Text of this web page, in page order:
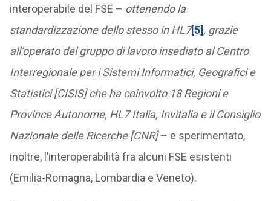
interoperabile del FSE – ottenendo la
standardizzazione dello stesso in HL7[5], grazie
all’operato del gruppo di lavoro insediato al Centro
Interregionale per i Sistemi Informatici, Geografici e
Statistici [CISIS] che ha coinvolto 18 Regioni e
Province Autonome, HL7 Italia, Invitalia e il Consiglio
Nazionale delle Ricerche [CNR]– e sperimentato,
inoltre, l’interoperabilità fra alcuni FSE esistenti
(Emilia-Romagna, Lombardia e Veneto).